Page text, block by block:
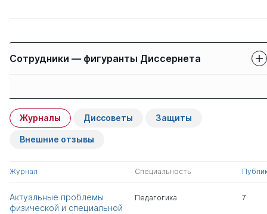
Сотрудники — фигуранты Диссернета
Пашута Валерий
Лукич
Румба Ольга
Геннадьевна
д.пед.н. 0
Всего 2
Журналы Диссоветы Защиты
Внешние отзывы
Журнал Специальность
Актуальные проблемы
физической и специальной
Педагогика 7